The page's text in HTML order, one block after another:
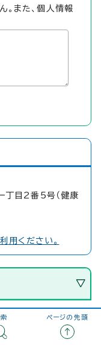
。また、個人情報
目2番5号（健康
用ください。
ページの先頭